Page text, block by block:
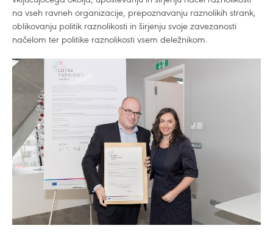
na vseh ravneh organizacije, prepoznavanju raznolikih strank,
oblikovanju politik raznolikosti in širjenju svoje zavezanosti
načelom ter politike raznolikosti vsem deležnikom.